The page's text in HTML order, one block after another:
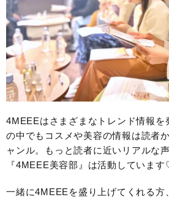
4MEEEはさまざまなトレンド情報を
の中でもコスメや美容の情報は読者
ャンル。もっと読者に近いリアルな
『4MEEE美容部』は活動していま
一緒に4MEEEを盛り上げてくれる方